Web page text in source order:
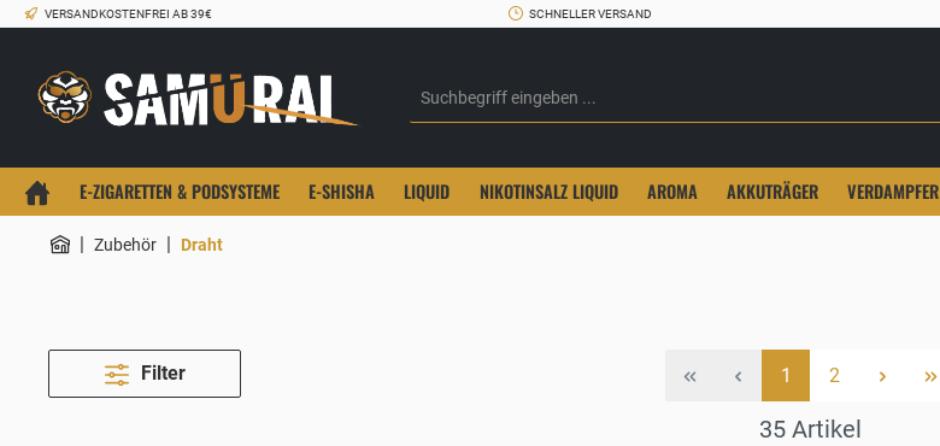
VERSANDKOSTENFREI AB 39€ SCHNELLER VERSAND
E-ZIGARETTEN & PODSYSTEME E-SHISHA LIQUID NIKOTINSALZ LIQUID AROMA AKKUTRÄGER VERDAMPFER
| Zubehör | Draht
Filter 1 2
35 Artikel